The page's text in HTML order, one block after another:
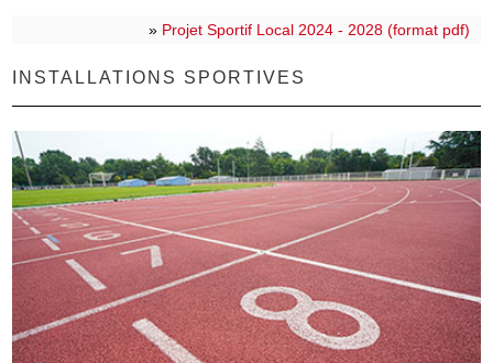
» Projet Sportif Local 2024 - 2028 (format pdf)
INSTALLATIONS SPORTIVES